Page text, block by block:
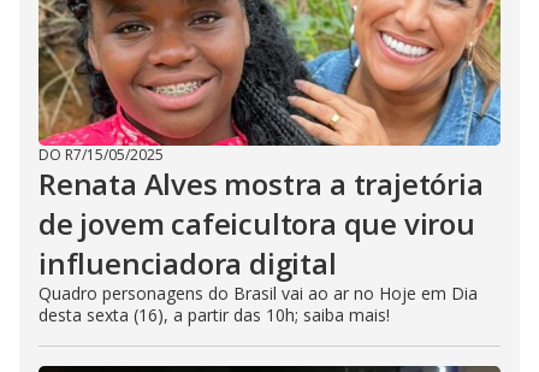
DO R7/15/05/2025
Renata Alves mostra a trajetória
de jovem cafeicultora que virou
influenciadora digital
Quadro personagens do Brasil vai ao ar no Hoje em Dia
desta sexta (16), a partir das 10h; saiba mais!